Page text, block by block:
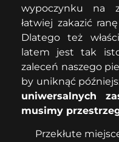
wypoczynku na
łatwiej zakazić
Dlatego też
latem jest tak
zaleceń naszego
by uniknąć
uniwersalnych
musimy
Przekłute